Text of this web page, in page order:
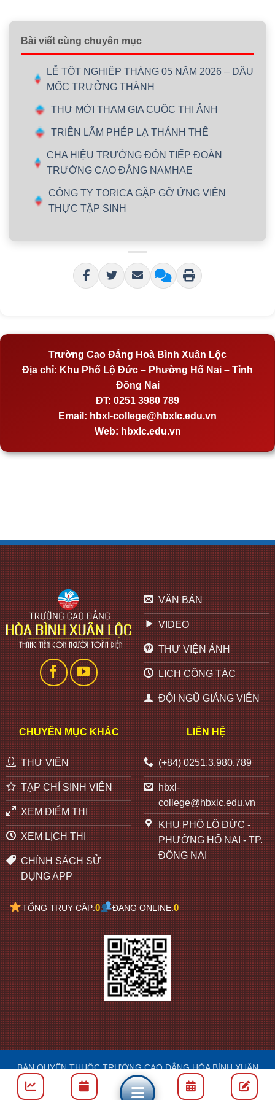
Bài viết cùng chuyên mục
LỄ TỐT NGHIỆP THÁNG 05 NĂM 2026 – DẤU
MỐC TRƯỞNG THÀNH
THƯ MỜI THAM GIA CUỘC THI ẢNH
TRIỂN LÃM PHÉP LẠ THÁNH THỂ
CHA HIỆU TRƯỞNG ĐÓN TIẾP ĐOÀN
TRƯỜNG CAO ĐẲNG NAMHAE
CÔNG TY TORICA GẶP GỠ ỨNG VIÊN
THỰC TẬP SINH
Trường Cao Đẳng Hoà Bình Xuân Lộc
Địa chỉ: Khu Phố Lộ Đức – Phường Hố Nai – Tỉnh
Đồng Nai
ĐT: 0251 3980 789
Email: hbxl-college@hbxlc.edu.vn
Web: hbxlc.edu.vn
VĂN BẢN
VIDEO
THƯ VIỆN ẢNH
LỊCH CÔNG TÁC
ĐỘI NGŨ GIẢNG VIÊN
CHUYÊN MỤC KHÁC
THƯ VIỆN
TẠP CHÍ SINH VIÊN
XEM ĐIỂM THI
XEM LỊCH THI
CHÍNH SÁCH SỬ
DỤNG APP
LIÊN HỆ
(+84) 0251.3.980.789
hbxl-
college@hbxlc.edu.vn
KHU PHỐ LỘ ĐỨC -
PHƯỜNG HỐ NAI - TP.
ĐỒNG NAI
TỔNG TRUY CẬP:0 ĐANG ONLINE:0
BẢN QUYỀN THUỘC TRƯỜNG CAO ĐẲNG HÒA BÌNH XUÂN
LỘC